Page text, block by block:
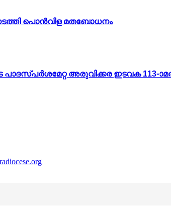
പൊൻവിള മതബോധനം
അരുവിക്കര ഇടവക 113-